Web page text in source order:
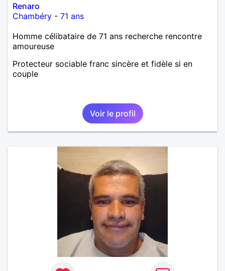
Renaro
Chambéry - 71 ans
Homme célibataire de 71 ans recherche rencontre
amoureuse
Protecteur sociable franc sincère et fidèle si en
couple
Voir le profil